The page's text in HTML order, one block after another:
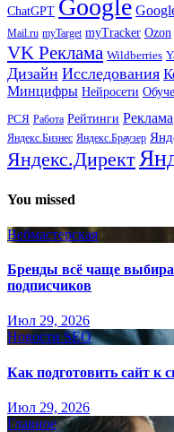
ChatGPT Google
Mail.ru myTarget myTracker Ozon
VK Реклама Wildberries
Дизайн Исследования
Минцифры Нейросети
РСЯ Работа Рейтинги Реклама
Яндекс.Бизнес Яндекс.Браузер
Яндекс.Директ
You missed
Вебмастерская
Бренды всё чаще
подписчиков
Июл 29, 2026
Новости SEO
Как подготовить сайт к
Июл 29, 2026
Главное